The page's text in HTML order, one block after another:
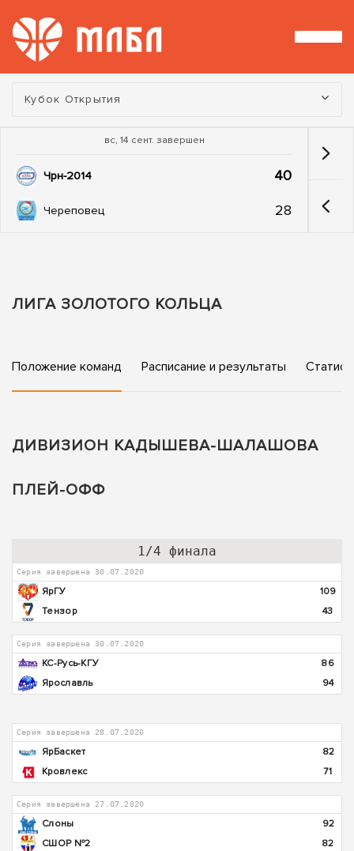
Турнир:
Кубок Открытия
вс, 14 сент. завершен
Чрн-2014 40
Череповец 28
ЛИГА ЗОЛОТОГО КОЛЬЦА
Положение команд Расписание и результаты
ДИВИЗИОН КАДЫШЕВА-ШАЛАШОВА
ПЛЕЙ-ОФФ
1/4 финала
Серия завершена 30.07.2020
ЯрГУ
109
Тензор
43
Серия завершена 30.07.2020
КС-Русь-КГУ
86
Ярославль
94
Серия завершена 28.07.2020
ЯрБаскет
82
Кровлекс
71
Серия завершена 27.07.2020
Слоны
92
СШОР №2
82